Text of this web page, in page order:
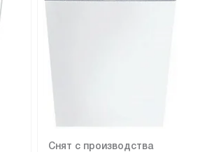
Снят с производства